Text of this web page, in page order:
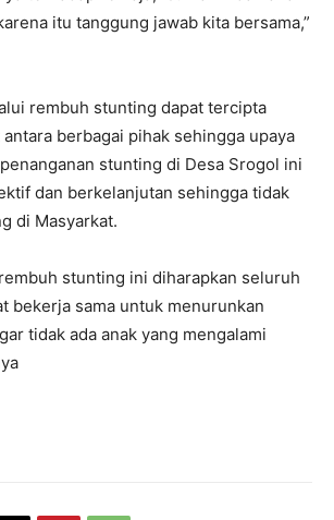
itu tanggung jawab kita bersama,”
rembuh stunting dapat tercipta
berbagai pihak sehingga upaya
stunting di Desa Srogol ini
dan berkelanjutan sehingga tidak
di Masyarkat.
stunting ini diharapkan seluruh
bekerja sama untuk menurunkan
tidak ada anak yang mengalami